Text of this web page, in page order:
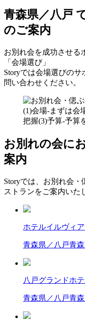
青森県／八戸
のご案内
お別れ会を成功させる
「会場選び」
Storyでは会場選びの
問い合わせください。
お別れの会に
案内
Storyでは、お別れ会
ストランをご案内いた
ホテルイルヴィ
青森県／八戸青
八戸グランドホ
青森県／八戸青